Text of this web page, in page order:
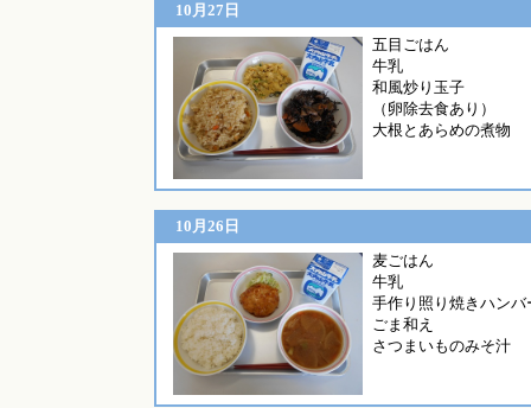
10月27日
五目ご
牛乳
和風炒り玉子
（卵除去食あり）
大根とあらめの煮物
10月26日
麦ごは
牛乳
手作り照り焼きハンバ
ごま和え
さつまいものみそ汁